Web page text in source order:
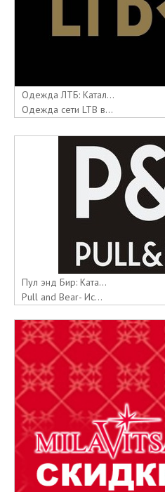
Одежда ЛТБ: Катал...
Одежда сети LTB в...
Пул энд Бир: Ката...
Pull and Bear- Ис...